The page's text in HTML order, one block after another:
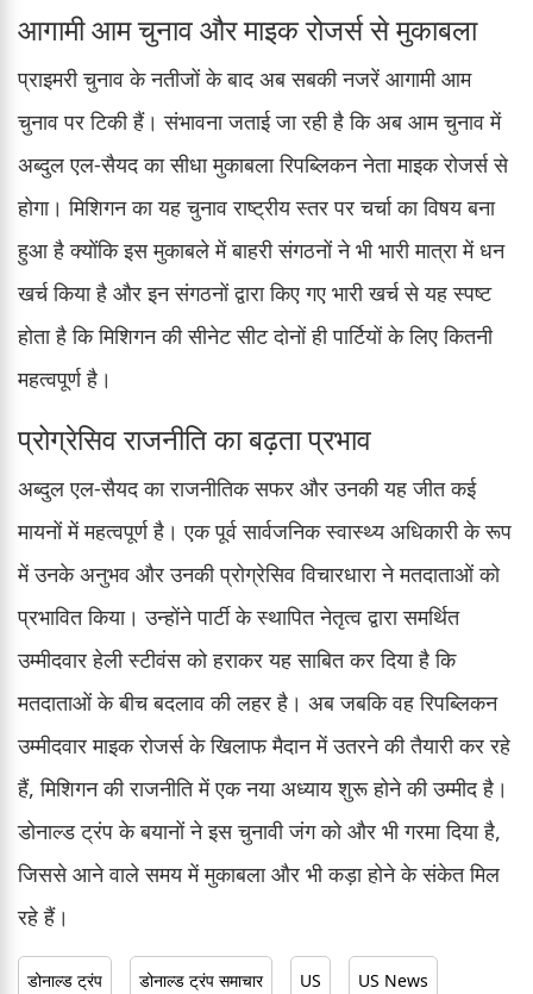
आगामी आम चुनाव और माइक रोजर्स से मुकाबला
प्राइमरी चुनाव के नतीजों के बाद अब सबकी नजरें आगामी आम
चुनाव पर टिकी हैं। संभावना जताई जा रही है कि अब आम चुनाव में
अब्दुल एल-सैयद का सीधा मुकाबला रिपब्लिकन नेता माइक रोजर्स से
होगा। मिशिगन का यह चुनाव राष्ट्रीय स्तर पर चर्चा का विषय बना
हुआ है क्योंकि इस मुकाबले में बाहरी संगठनों ने भी भारी मात्रा में धन
खर्च किया है और इन संगठनों द्वारा किए गए भारी खर्च से यह स्पष्ट
होता है कि मिशिगन की सीनेट सीट दोनों ही पार्टियों के लिए कितनी
महत्वपूर्ण है।
प्रोग्रेसिव राजनीति का बढ़ता प्रभाव
अब्दुल एल-सैयद का राजनीतिक सफर और उनकी यह जीत कई
मायनों में महत्वपूर्ण है। एक पूर्व सार्वजनिक स्वास्थ्य अधिकारी के रूप
में उनके अनुभव और उनकी प्रोग्रेसिव विचारधारा ने मतदाताओं को
प्रभावित किया। उन्होंने पार्टी के स्थापित नेतृत्व द्वारा समर्थित
उम्मीदवार हेली स्टीवंस को हराकर यह साबित कर दिया है कि
मतदाताओं के बीच बदलाव की लहर है। अब जबकि वह रिपब्लिकन
उम्मीदवार माइक रोजर्स के खिलाफ मैदान में उतरने की तैयारी कर रहे
हैं, मिशिगन की राजनीति में एक नया अध्याय शुरू होने की उम्मीद है।
डोनाल्ड ट्रंप के बयानों ने इस चुनावी जंग को और भी गरमा दिया है,
जिससे आने वाले समय में मुकाबला और भी कड़ा होने के संकेत मिल
रहे हैं।
डोनाल्ड ट्रंप डोनाल्ड ट्रंप समाचार US US News